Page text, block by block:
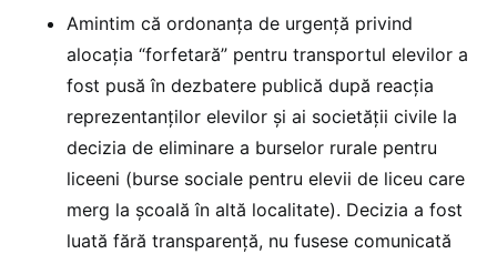
Amintim că ordonanța de urgență privind
alocația “forfetară” pentru transportul elevilor a
fost pusă în dezbatere publică după reacția
reprezentanților elevilor și ai societății civile la
decizia de eliminare a burselor rurale pentru
liceeni (burse sociale pentru elevii de liceu care
merg la școală în altă localitate). Decizia a fost
luată fără transparență, nu fusese comunicată